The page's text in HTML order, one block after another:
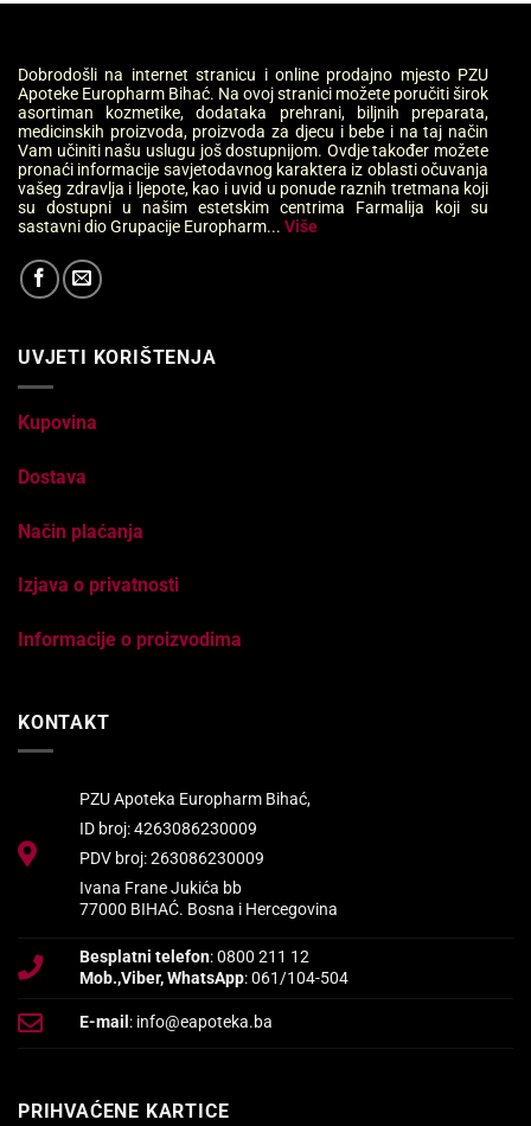
Dobrodošli na internet stranicu i online prodajno mjesto PZU
Apoteke Europharm Bihać. Na ovoj stranici možete poručiti širok
asortiman kozmetike, dodataka prehrani, biljnih preparata,
medicinskih proizvoda, proizvoda za djecu i bebe i na taj način
Vam učiniti našu uslugu još dostupnijom. Ovdje također možete
pronaći informacije savjetodavnog karaktera iz oblasti očuvanja
vašeg zdravlja i ljepote, kao i uvid u ponude raznih tretmana koji
su dostupni u našim estetskim centrima Farmalija koji su
sastavni dio Grupacije Europharm... Više
UVJETI KORIŠTENJA
Kupovina
Dostava
Način plaćanja
Izjava o privatnosti
Informacije o proizvodima
KONTAKT
PZU Apoteka Europharm Bihać,
ID broj: 4263086230009
PDV broj: 263086230009
Ivana Frane Jukića bb
77000 BIHAĆ. Bosna i Hercegovina
Besplatni telefon: 0800 211 12
Mob.,Viber, WhatsApp: 061/104-504
E-mail: info@eapoteka.ba
PRIHVAĆENE KARTICE